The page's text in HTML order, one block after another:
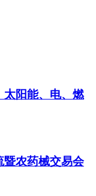
太阳能、电、燃
暨农药械交易会